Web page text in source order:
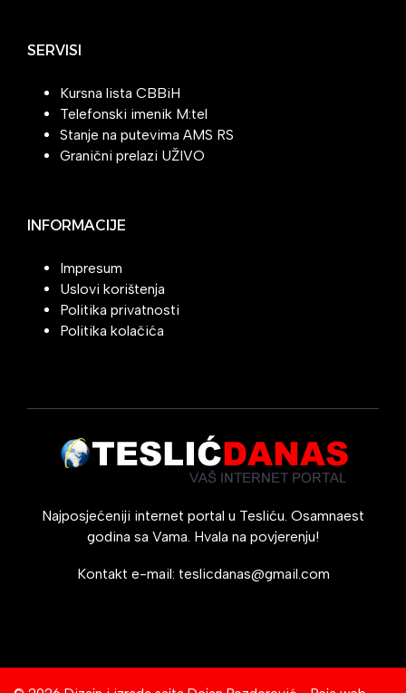
SERVISI
Kursna lista CBBiH
Telefonski imenik M:tel
Stanje na putevima AMS RS
Granični prelazi UŽIVO
INFORMACIJE
Impresum
Uslovi korištenja
Politika privatnosti
Politika kolačića
Najposjećeniji internet portal u Tesliću. Osamnaest
godina sa Vama. Hvala na povjerenju!
Kontakt e-mail: teslicdanas@gmail.com